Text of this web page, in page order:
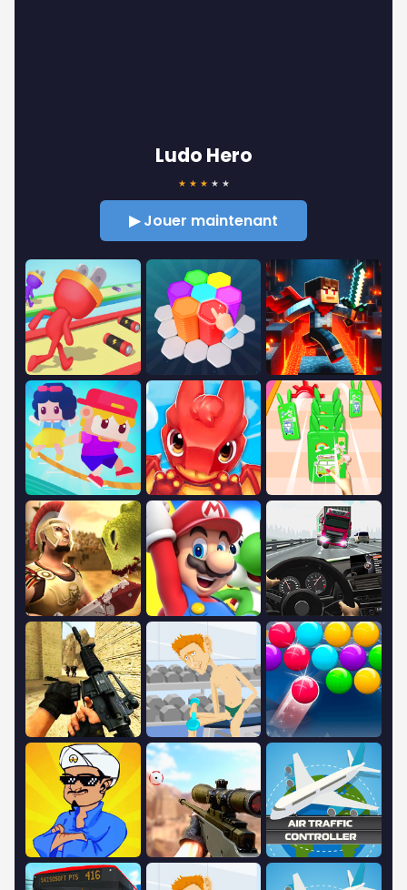
Ludo Hero
★ ★ ★ ★ ★
▶ Jouer maintenant